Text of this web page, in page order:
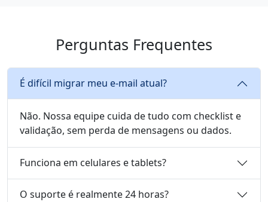
Perguntas Frequentes
É difícil migrar meu e-mail atual?
Não. Nossa equipe cuida de tudo com checklist e
validação, sem perda de mensagens ou dados.
Funciona em celulares e tablets?
O suporte é realmente 24 horas?